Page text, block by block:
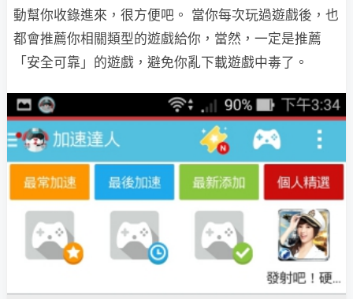
動幫你收錄進來，很方便吧。 當你每次玩過遊戲後，也
都會推薦你相關類型的遊戲給你，當然，一定是推薦
「安全可靠」的遊戲，避免你亂下載遊戲中毒了。